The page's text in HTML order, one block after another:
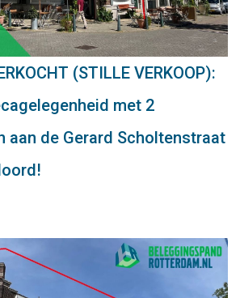
(STILLE VERKOOP):
met 2
aan de Gerard Scholtenstraat